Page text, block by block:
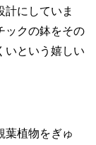
にしていま
ックの鉢をその
いという嬉しい
葉植物をぎゅ